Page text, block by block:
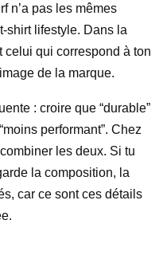
n’a pas les mêmes
shirt lifestyle. Dans la
celui qui correspond à ton
de la marque.
: croire que “durable”
performant”. Chez
les deux. Si tu
la composition, la
car ce sont ces détails